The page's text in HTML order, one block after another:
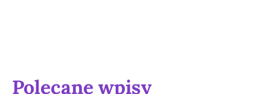
Polecane wpisy